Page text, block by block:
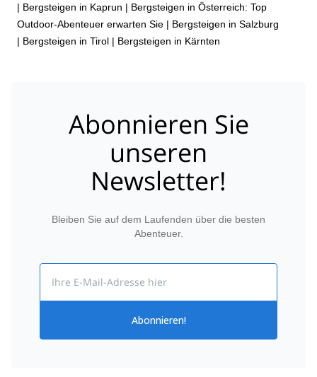
| Bergsteigen in Kaprun | Bergsteigen in Österreich: Top
Outdoor-Abenteuer erwarten Sie | Bergsteigen in Salzburg
| Bergsteigen in Tirol | Bergsteigen in Kärnten
Abonnieren Sie
unseren
Newsletter!
Bleiben Sie auf dem Laufenden über die besten
Abenteuer.
Abonnieren!